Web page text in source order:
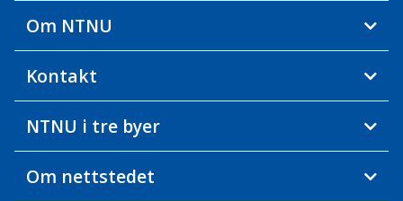
Om NTNU
Kontakt
NTNU i tre byer
Om nettstedet